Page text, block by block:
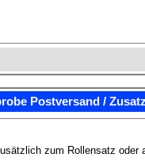
Postversand /
zum Rollensatz oder